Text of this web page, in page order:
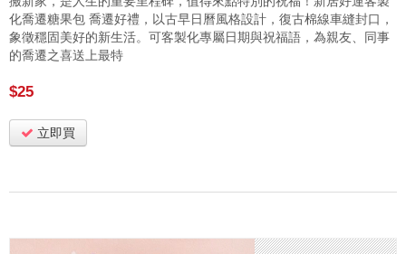
化喬遷糖果包 喬遷好禮，以古早日曆風格設計，復古棉線車縫封口，
象徵穩固美好的新生活。可客製化專屬日期與祝福語，為親友、同事
的喬遷之喜送上最特
$25
立即買